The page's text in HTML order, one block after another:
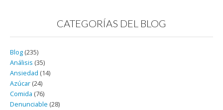
CATEGORÍAS DEL BLOG
Blog (235)
Análisis (35)
Ansiedad (14)
Azúcar (24)
Comida (76)
Denunciable (28)